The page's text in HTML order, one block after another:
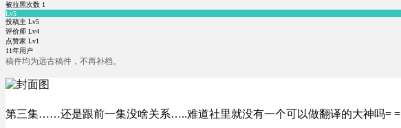
被拉黑次数 1
Lv5
投稿主 Lv5
评价师 Lv4
点赞家 Lv1
11年用户
稿件均为远古稿件，不再补档。
第三集……还是跟前一集没啥关系…..难道社里就没有一个可以做翻译的大神吗= =